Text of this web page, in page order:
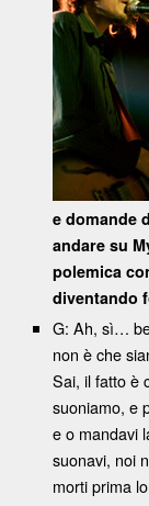
e domande
andare su
polemica
diventando
G: Ah, sì…
non è che
Sai, il fatto è
suoniamo, e
e o mandavi
suonavi, noi
morti prima